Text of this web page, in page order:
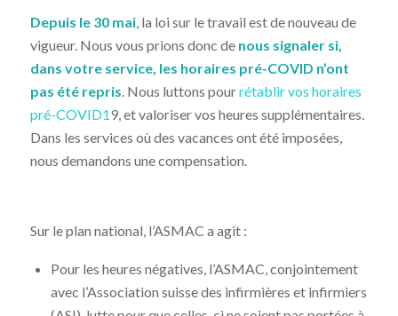
Depuis le 30 mai, la loi sur le travail est de nouveau de
vigueur. Nous vous prions donc de nous signaler si,
dans votre service, les horaires pré-COVID n’ont
pas été repris. Nous luttons pourrétablir vos horaires
pré-COVID19, et valoriser vos heures supplémentaires.
Dans les services où des vacances ont été imposées,
nous demandons une compensation.
Sur le plan national, l’ASMAC a agit :
Pour les heures négatives, l’ASMAC, conjointement
avec l’Association suisse des infirmières et infirmiers